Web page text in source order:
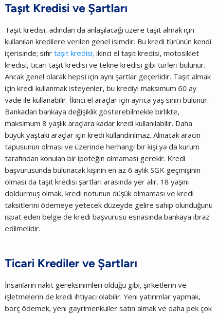
Taşıt Kredisi ve Şartları
Taşıt kredisi, adından da anlaşılacağı üzere taşıt almak için
kullanılan kredilere verilen genel isimdir. Bu kredi türünün kendi
içerisinde; sıfır taşıt kredisi, ikinci el taşıt kredisi, motosiklet
kredisi, ticari taşıt kredisi ve tekne kredisi gibi türleri bulunur.
Ancak genel olarak hepsi için aynı şartlar geçerlidir. Taşıt almak
için kredi kullanmak isteyenler, bu krediyi maksimum 60 ay
vade ile kullanabilir. İkinci el araçlar için ayrıca yaş sınırı bulunur.
Bankadan bankaya değişiklik gösterebilmekle birlikte,
maksimum 8 yaşlık araçlara kadar kredi kullanılabilir. Daha
büyük yaştaki araçlar için kredi kullandırılmaz. Alınacak aracın
tapusunun olması ve üzerinde herhangi bir kişi ya da kurum
tarafından konulan bir ipoteğin olmaması gerekir. Kredi
başvurusunda bulunacak kişinin en az 6 aylık SGK geçmişinin
olması da taşıt kredisi şartları arasında yer alır. 18 yaşını
doldurmuş olmak, kredi notunun düşük olmaması ve kredi
taksitlerini ödemeye yetecek düzeyde gelire sahip olunduğunu
ispat eden belge de kredi başvurusu esnasında bankaya ibraz
edilmelidir.
Ticari Krediler ve Şartları
İnsanların nakit gereksinimleri olduğu gibi, şirketlerin ve
işletmelerin de kredi ihtiyacı olabilir. Yeni yatırımlar yapmak,
borç ödemek, yeni gayrimenkuller satın almak ve daha pek çok